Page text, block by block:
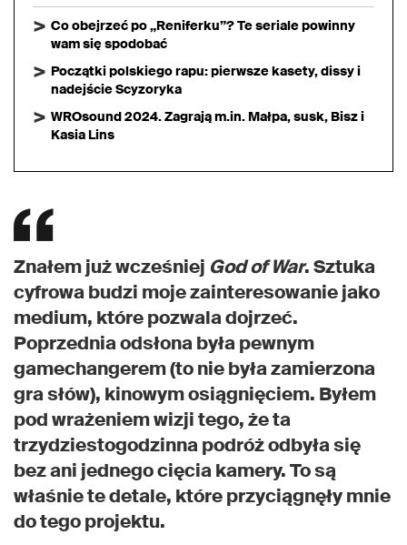
Co obejrzeć po „Reniferku”? Te seriale powinny
wam się spodobać
Początki polskiego rapu: pierwsze kasety, dissy i
nadejście Scyzoryka
WROsound 2024. Zagrają m.in. Małpa, susk, Bisz i
Kasia Lins
Znałem już wcześniej God of War. Sztuka
cyfrowa budzi moje zainteresowanie jako
medium, które pozwala dojrzeć.
Poprzednia odsłona była pewnym
gamechangerem (to nie była zamierzona
gra słów), kinowym osiągnięciem. Byłem
pod wrażeniem wizji tego, że ta
trzydziestogodzinna podróż odbyła się
bez ani jednego cięcia kamery. To są
właśnie te detale, które przyciągnęły mnie
do tego projektu.